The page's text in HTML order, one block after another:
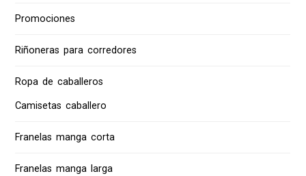
Promociones
Riñoneras para corredores
Ropa de caballeros
Camisetas caballero
Franelas manga corta
Franelas manga larga